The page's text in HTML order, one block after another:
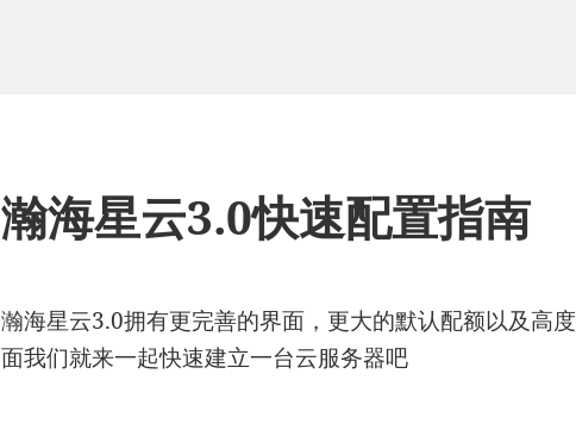
瀚海星云3.0快速配置指南
瀚海星云3.0拥有更完善的界面，更大的默认配额以及高
面我们就来一起快速建立一台云服务器吧